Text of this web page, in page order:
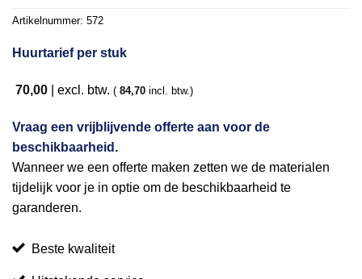
verlanglijst
Artikelnummer: 572
Huurtarief per stuk
70,00 | excl. btw. ( 84,70 incl. btw.)
Vraag een vrijblijvende offerte aan voor de
beschikbaarheid.
Wanneer we een offerte maken zetten we de materialen
tijdelijk voor je in optie om de beschikbaarheid te
garanderen.
Beste kwaliteit